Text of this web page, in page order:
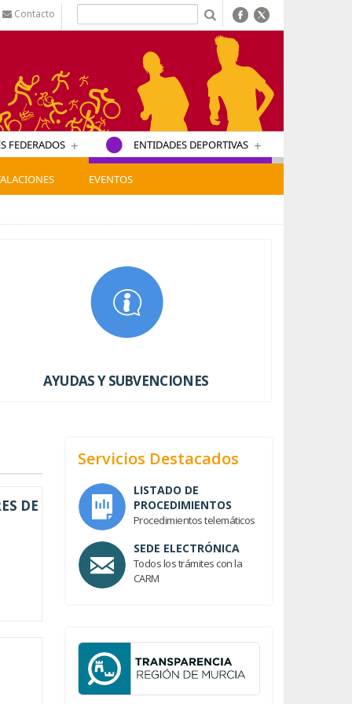
Contacto
FEDERADOS + ENTIDADES DEPORTIVAS +
EVENTOS
AYUDAS Y SUBVENCIONES
DE
Servicios Destacados
LISTADO DE
PROCEDIMIENTOS
Procedimientos telemáticos
SEDE ELECTRÓNICA
Todos los trámites con la
CARM